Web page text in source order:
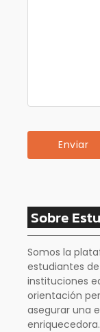
Sobre
Somos la
estudiantes
instituciones
orientación
asegurar una
enriquecedora.